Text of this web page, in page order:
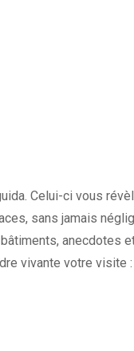
Celui-ci vous
sans jamais
anecdotes
vivante votre visite